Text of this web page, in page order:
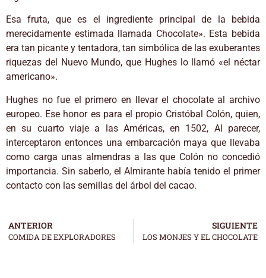
Esa fruta, que es el ingrediente principal de la bebida
merecidamente estimada llamada Chocolate». Esta bebida
era tan picante y tentadora, tan simbólica de las exuberantes
riquezas del Nuevo Mundo, que Hughes lo llamó «el néctar
americano».
Hughes no fue el primero en llevar el chocolate al archivo
europeo. Ese honor es para el propio Cristóbal Colón, quien,
en su cuarto viaje a las Américas, en 1502, Al parecer,
interceptaron entonces una embarcación maya que llevaba
como carga unas almendras a las que Colón no concedió
importancia. Sin saberlo, el Almirante había tenido el primer
contacto con las semillas del árbol del cacao.
ANTERIOR
COMIDA DE EXPLORADORES
SIGUIENTE
LOS MONJES Y EL CHOCOLATE